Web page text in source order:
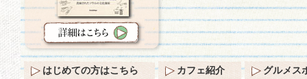
はじめての方はこちら カフェ紹介 グルメス